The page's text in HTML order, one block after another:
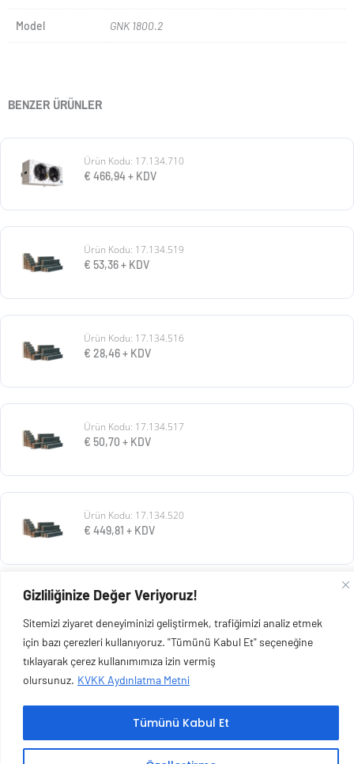
Gizliliğinize Değer Veriyoruz!
Sitemizi ziyaret deneyiminizi geliştirmek, trafiğimizi analiz etmek
için bazı çerezleri kullanıyoruz. "Tümünü Kabul Et" seçeneğine
tıklayarak çerez kullanımımıza izin vermiş
olursunuz. KVKK Aydınlatma Metni
Tümünü Kabul Et
Model GNK 1800.2
BENZER ÜRÜNLER
Ürün Kodu: 17.134.710
€ 466,94+ KDV
Ürün Kodu: 17.134.519
€ 53,36+ KDV
Ürün Kodu: 17.134.516
€ 28,46+ KDV
Ürün Kodu: 17.134.517
€ 50,70 + KDV
Ürün Kodu: 17.134.520
€ 449,81 + KDV
Ürün Kodu: 17.134.525
€192,11+ KDV
Copyright © 2026 Esen Isıtma Soğutma İnşaat Ltd Şti | Tüm Hakları Saklıdır.